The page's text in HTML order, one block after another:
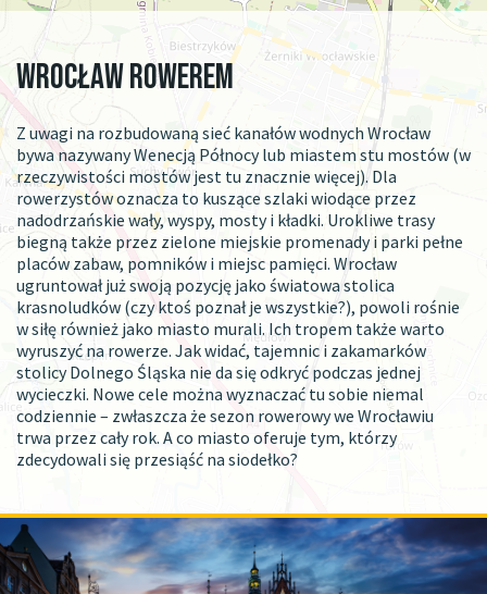
Wrocław Rowerem
Z uwagi na rozbudowaną sieć kanałów wodnych Wrocław
bywa nazywany Wenecją Północy lub miastem stu mostów (w
rzeczywistości mostów jest tu znacznie więcej). Dla
rowerzystów oznacza to kuszące szlaki wiodące przez
nadodrzańskie wały, wyspy, mosty i kładki. Urokliwe trasy
biegną także przez zielone miejskie promenady i parki pełne
placów zabaw, pomników i miejsc pamięci. Wrocław
ugruntował już swoją pozycję jako światowa stolica
krasnoludków (czy ktoś poznał je wszystkie?), powoli rośnie
w siłę również jako miasto murali. Ich tropem także warto
wyruszyć na rowerze. Jak widać, tajemnic i zakamarków
stolicy Dolnego Śląska nie da się odkryć podczas jednej
wycieczki. Nowe cele można wyznaczać tu sobie niemal
codziennie – zwłaszcza że sezon rowerowy we Wrocławiu
trwa przez cały rok. A co miasto oferuje tym, którzy
zdecydowali się przesiąść na siodełko?